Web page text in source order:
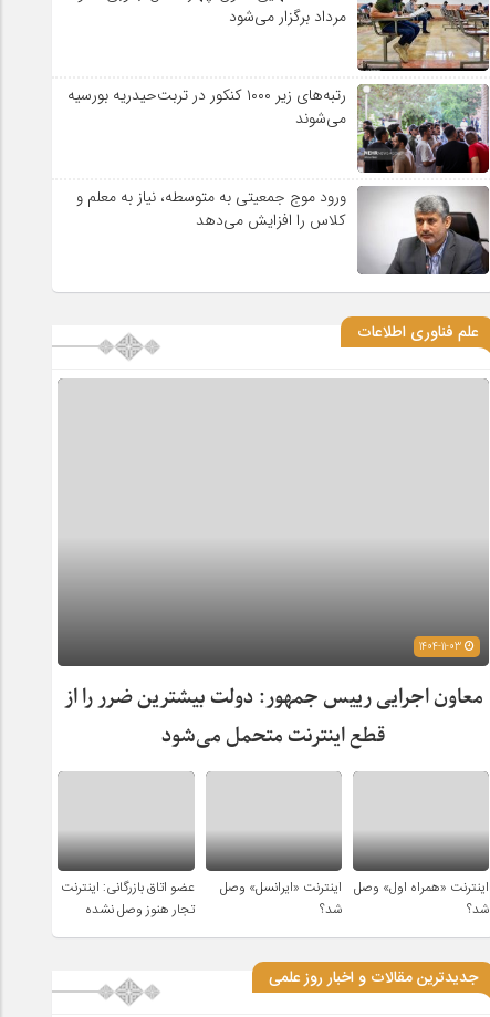
مرداد برگزار می‌شود
رتبه‌های زیر ۱۰۰۰ کنکور در تربت‌حیدریه بورسیه
می‌شوند
ورود موج جمعیتی به متوسطه، نیاز به معلم و
کلاس را افزایش می‌دهد
علم فناوری اطلاعات
معاون اجرایی رییس جمهور: دولت بیشترین ضرر را از
قطع اینترنت متحمل می‌شود
اینترنت «همراه اول» وصل
شد؟
اینترنت «ایرانسل» وصل
شد؟
عضو اتاق بازرگانی: اینترنت
تجار هنوز وصل نشده
جدیدترین مقالات و اخبار روز علمی